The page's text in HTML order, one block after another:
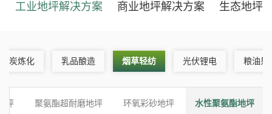
工业地坪解决方案 商业地坪解决方案 生态地坪
煤炭炼化 乳品酿造 烟草轻纺 光伏锂电 粮油果
坪 聚氨酯超耐磨地坪 环氧彩砂地坪 水性聚氨酯地坪